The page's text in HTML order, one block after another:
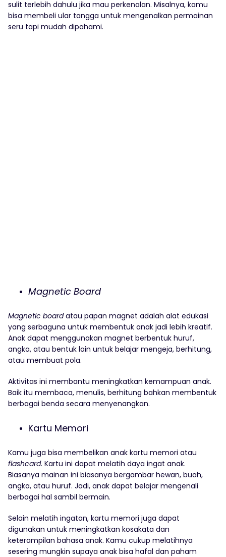
sulit terlebih dahulu jika mau perkenalan. Misalnya, kamu
bisa membeli ular tangga untuk mengenalkan permainan
seru tapi mudah dipahami.
Magnetic Board
Magnetic boardatau papan magnet adalah alat edukasi
yang serbaguna untuk membentuk anak jadi lebih kreatif.
Anak dapat menggunakan magnet berbentuk huruf,
angka, atau bentuk lain untuk belajar mengeja, berhitung,
atau membuat pola.
Aktivitas ini membantu meningkatkan kemampuan anak.
Baik itu membaca, menulis, berhitung bahkan membentuk
berbagai benda secara menyenangkan.
Kartu Memori
Kamu juga bisa membelikan anak kartu memori atau
flashcard. Kartu ini dapat melatih daya ingat anak.
Biasanya mainan ini biasanya bergambar hewan, buah,
angka, atau huruf. Jadi, anak dapat belajar mengenali
berbagai hal sambil bermain.
Selain melatih ingatan, kartu memori juga dapat
digunakan untuk meningkatkan kosakata dan
keterampilan bahasa anak. Kamu cukup melatihnya
sesering mungkin supaya anak bisa hafal dan paham